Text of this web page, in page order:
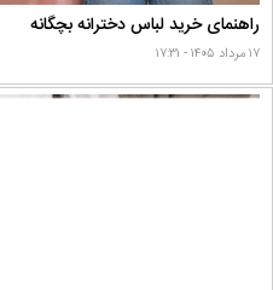
راهنمای خرید لباس دخترانه بچگانه
۱۷ مرداد ۱۴۰۵ - ۱۷:۳۱